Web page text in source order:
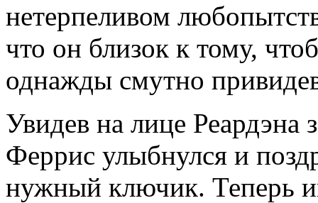
нетерпеливом
что он близок к тому,
однажды смутно
Увидев на лице Реардэна
Феррис улыбнулся и
нужный ключик. Теперь